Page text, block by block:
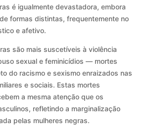
é igualmente devastadora, embora
formas distintas, frequentemente no
e afetivo.
são mais suscetíveis à violência
sexual e feminicídios — mortes
do racismo e sexismo enraizados nas
e sociais. Estas mortes
a mesma atenção que os
refletindo a marginalização
pelas mulheres negras.